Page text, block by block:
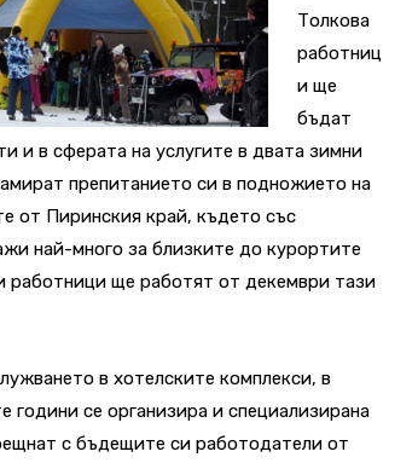
Толкова
работниц
и ще
бъдат
и в сферата на услугите в двата зимни
препитанието си в подножието на
от Пиринския край, където със
най-много за близките до курортите
ще работят от декември тази
в хотелските комплекси, в
години се организира и специализирана
с бъдещите си работодатели от